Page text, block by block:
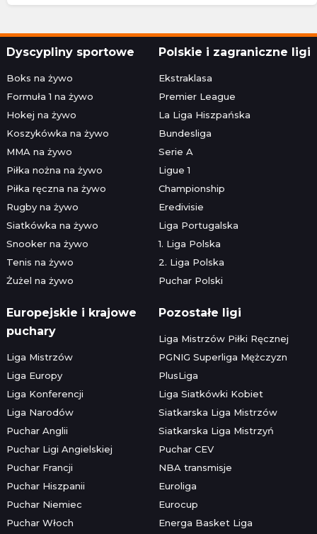
Dyscypliny sportowe
Boks na żywo
Formuła 1 na żywo
Hokej na żywo
Koszykówka na żywo
MMA na żywo
Piłka nożna na żywo
Piłka ręczna na żywo
Rugby na żywo
Siatkówka na żywo
Snooker na żywo
Tenis na żywo
Żużel na żywo
Polskie i zagraniczne ligi
Ekstraklasa
Premier League
La Liga Hiszpańska
Bundesliga
Serie A
Ligue 1
Championship
Eredivisie
Liga Portugalska
1. Liga Polska
2. Liga Polska
Puchar Polski
Europejskie i krajowe
puchary
Liga Mistrzów
Liga Europy
Liga Konferencji
Liga Narodów
Puchar Anglii
Puchar Ligi Angielskiej
Puchar Francji
Puchar Hiszpanii
Puchar Niemiec
Puchar Włoch
Pozostałe ligi
Liga Mistrzów Piłki Ręcznej
PGNIG Superliga Mężczyzn
PlusLiga
Liga Siatkówki Kobiet
Siatkarska Liga Mistrzów
Siatkarska Liga Mistrzyń
Puchar CEV
NBA transmisje
Euroliga
Eurocup
Energa Basket Liga